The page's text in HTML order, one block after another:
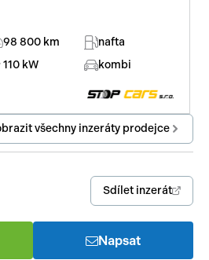
98 800 km
nafta
110 kW kombi
všechny inzeráty prodejce
Sdílet inzerát
Napsat